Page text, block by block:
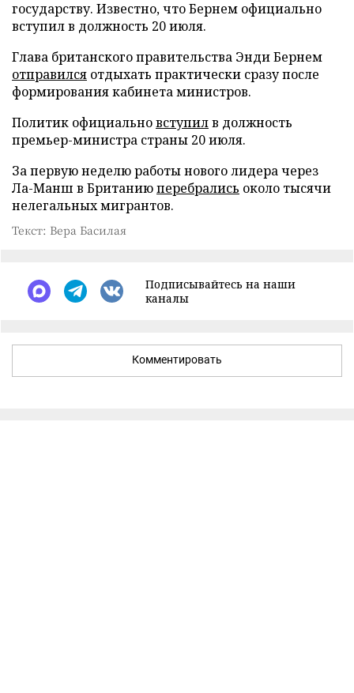
государству. Известно, что Бернем официально
вступил в должность 20 июля.
Глава британского правительства Энди Бернем
отправился отдыхать практически сразу после
формирования кабинета министров.
Политик официальновступилв должность
премьер-министра страны 20 июля.
За первую неделю работы нового лидера через
Ла-Манш в Британиюперебрались около тысячи
нелегальных мигрантов.
Текст: Вера Басилая
Подписывайтесь на наши
каналы
Комментировать